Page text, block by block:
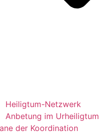
Heiligtum-Netzwerk
Anbetung im Urheiligtum
der Koordination